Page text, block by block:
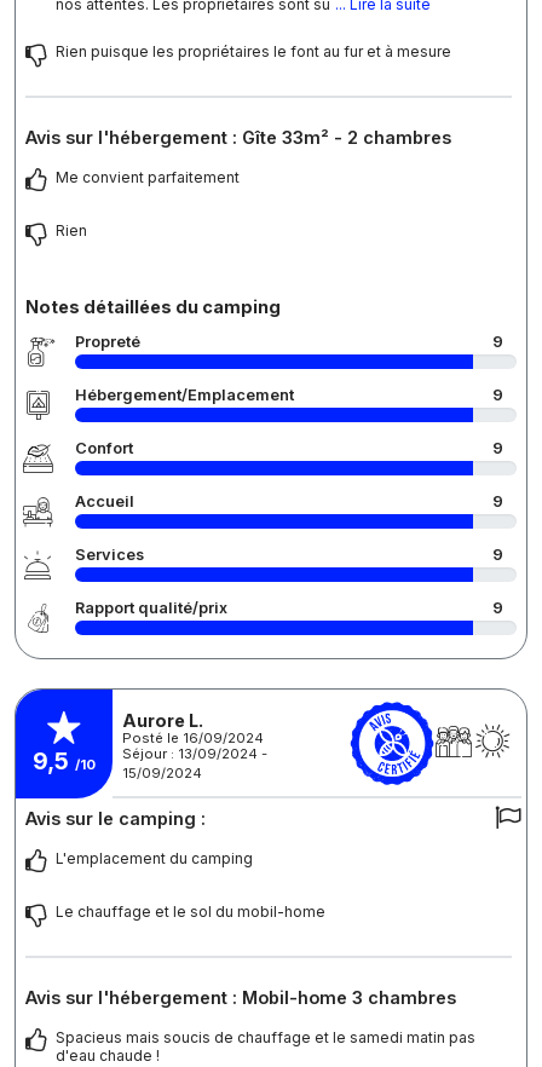
nos attentes. Les propriétaires sont su ... Lire la suite
Rien puisque les propriétaires le font au fur et à mesure
Avis sur l'hébergement : Gîte 33m² - 2 chambres
Me convient parfaitement
Rien
Notes détaillées du camping
Propreté 9
Hébergement/Emplacement 9
Confort 9
Accueil 9
Services 9
Rapport qualité/prix 9
9,5 /10
Aurore L.
Posté le 16/09/2024
Séjour : 13/09/2024 -
15/09/2024
Avis sur le camping :
L'emplacement du camping
Le chauffage et le sol du mobil-home
Avis sur l'hébergement : Mobil-home 3 chambres
Spacieus mais soucis de chauffage et le samedi matin pas
d'eau chaude !